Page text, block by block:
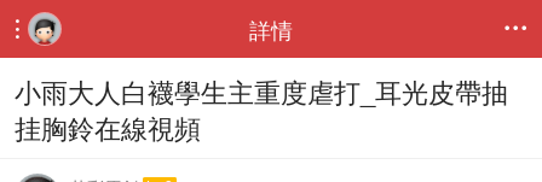
 詳情 
小雨大人白襪學生主重度虐打_耳光皮帶抽
挂胸鈴在線視頻